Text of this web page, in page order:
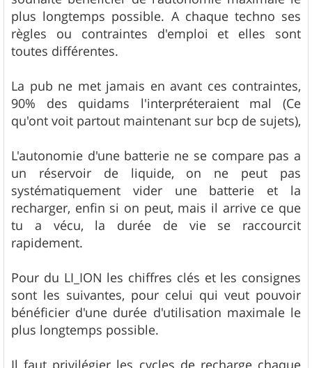
plus longtemps possible. A chaque techno ses
règles ou contraintes d'emploi et elles sont
toutes différentes.
La pub ne met jamais en avant ces contraintes,
90% des quidams l'interpréteraient mal (Ce
qu'ont voit partout maintenant sur bcp de sujets),
L'autonomie d'une batterie ne se compare pas a
un réservoir de liquide, on ne peut pas
systématiquement vider une batterie et la
recharger, enfin si on peut, mais il arrive ce que
tu a vécu, la durée de vie se raccourcit
rapidement.
Pour du LI_ION les chiffres clés et les consignes
sont les suivantes, pour celui qui veut pouvoir
bénéficier d'une durée d'utilisation maximale le
plus longtemps possible.
Il faut privilégier les cycles de recharge chaque